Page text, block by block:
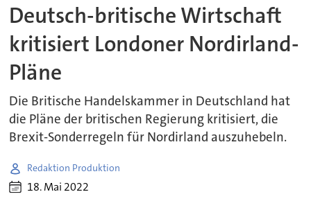
Deutsch-britische Wirtschaft
kritisiert Londoner Nordirland-
Pläne
Die Britische Handelskammer in Deutschland hat
die Pläne der britischen Regierung kritisiert, die
Brexit-Sonderregeln für Nordirland auszuhebeln.
Redaktion Produktion
18. Mai 2022